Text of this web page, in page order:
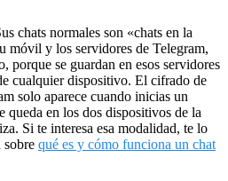
chats normales son «chats en la
móvil y los servidores de Telegram,
porque se guardan en esos servidores
cualquier dispositivo. El cifrado de
solo aparece cuando inicias un
queda en los dos dispositivos de la
Si te interesa esa modalidad, te lo
sobre qué es y cómo funciona un chat